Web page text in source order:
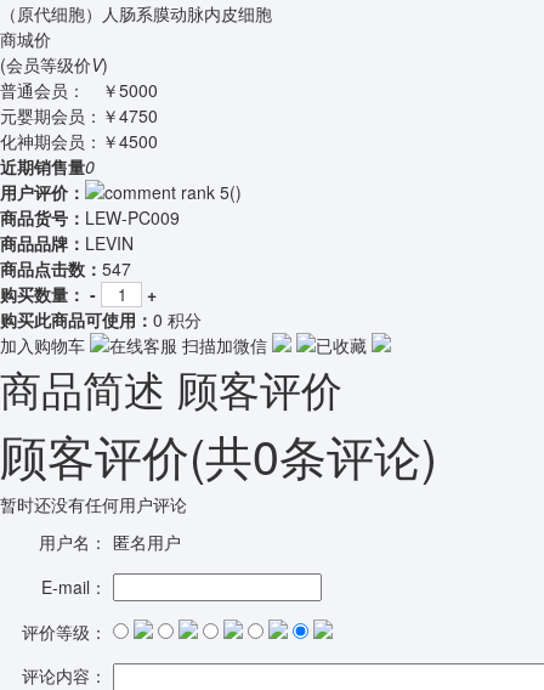
（原代细胞）人肠系膜动脉内皮细胞
商城价
(会员等级价V)
普通会员：
￥5000
元婴期会员： ￥4750
化神期会员： ￥4500
近期销售量0
用户评价：
()
商品货号： LEW-PC009
商品品牌： LEVIN
商品点击数： 547
购买数量： -
+
购买此商品可使用： 0 积分
加入购物车
在线客服 扫描加微信 已收藏
商品简述 顾客评价
顾客评价(共0条评论)
暂时还没有任何用户评论
用户名： 匿名用户
E-mail：
评价等级：
评论内容：